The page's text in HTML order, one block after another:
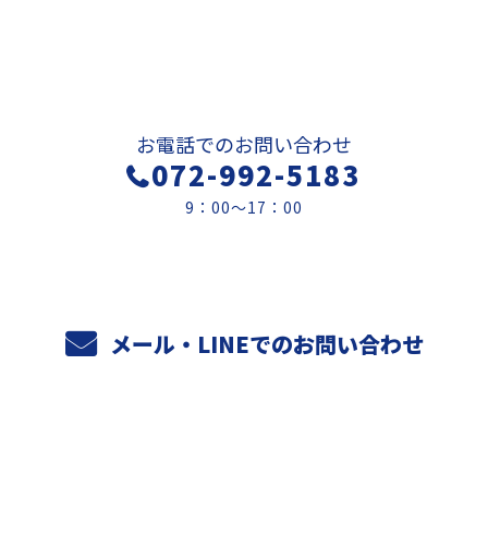
お電話でのお問い合わせ
072-992-5183
9：00～17：00
メール・LINEでのお問い合わせ